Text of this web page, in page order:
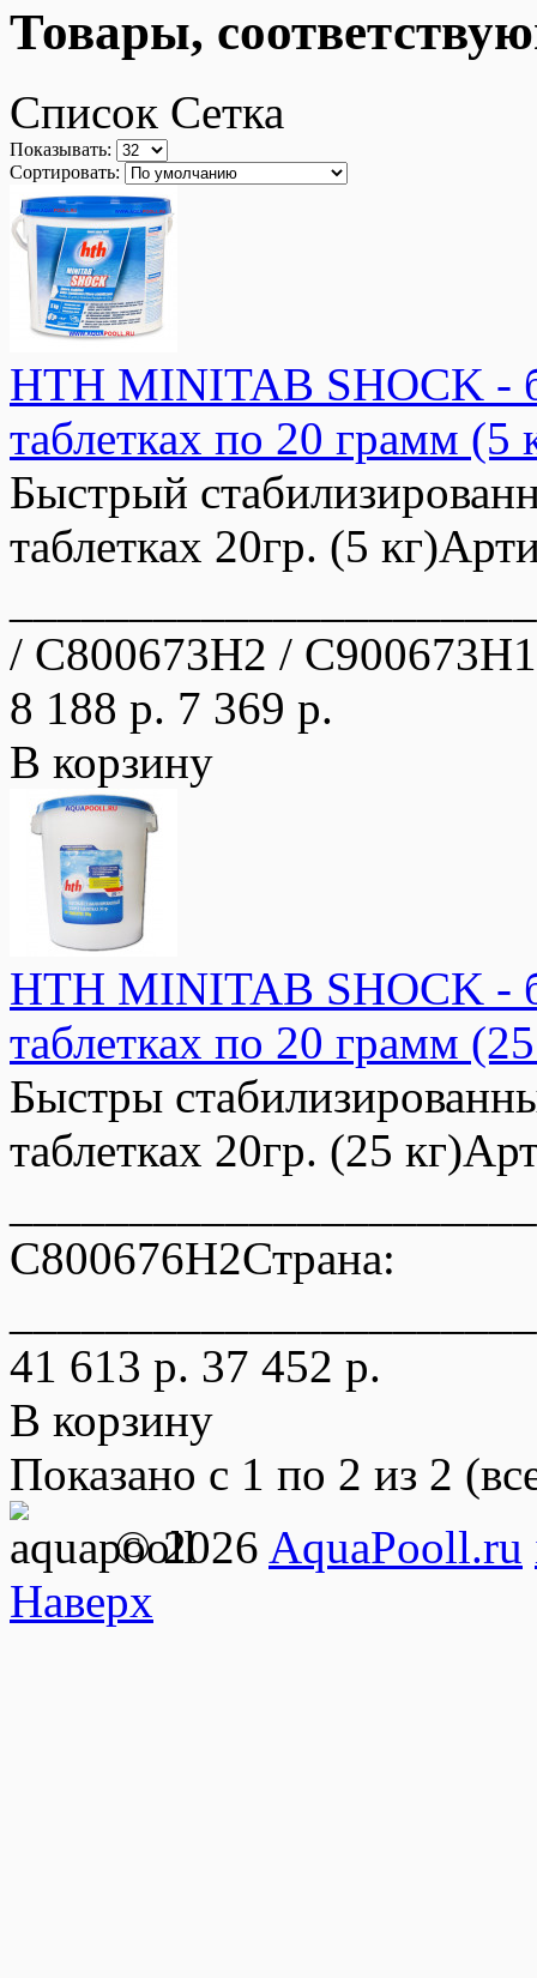
Товары,
Список Сетка
Показывать:
Сортировать:
HTH MINITAB SHOCK -
таблетках по 20 грамм (5
Быстрый
таблетках 20гр. (5
/ C800673H2 /
8 188 р. 7 369 р.
В корзину
HTH MINITAB SHOCK -
таблетках по 20 грамм
Быстры
таблетках 20гр. (25
C800676H2Страна:
41 613 р. 37 452 р.
В корзину
Показано с 1 по 2 из 2
© 2026 AquaPooll.ru
Наверх